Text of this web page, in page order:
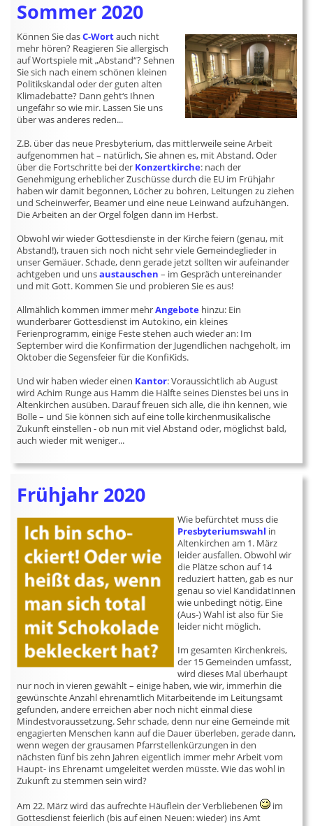
Sommer 2020
Können Sie dasC-Wortauch nicht
mehr hören? Reagieren Sie allergisch
auf Wortspiele mit „Abstand“? Sehnen
Sie sich nach einem schönen kleinen
Politikskandal oder der guten alten
Klimadebatte? Dann geht‘s Ihnen
ungefähr so wie mir. Lassen Sie uns
über was anderes reden...
Z.B. über das neue Presbyterium, das mittlerweile seine Arbeit
aufgenommen hat – natürlich, Sie ahnen es, mit Abstand. Oder
über die Fortschritte bei der Konzertkirche: nach der
Genehmigung erheblicher Zuschüsse durch die EU im Frühjahr
haben wir damit begonnen, Löcher zu bohren, Leitungen zu ziehen
und Scheinwerfer, Beamer und eine neue Leinwand aufzuhängen.
Die Arbeiten an der Orgel folgen dann im Herbst.
Obwohl wir wieder Gottesdienste in der Kirche feiern (genau, mit
Abstand!), trauen sich noch nicht sehr viele Gemeindeglieder in
unser Gemäuer. Schade, denn gerade jetzt sollten wir aufeinander
achtgeben und unsaustauschen – im Gespräch untereinander
und mit Gott. Kommen Sie und probieren Sie es aus!
Allmählich kommen immer mehrAngebote hinzu: Ein
wunderbarer Gottesdienst im Autokino, ein kleines
Ferienprogramm, einige Feste stehen auch wieder an: Im
September wird die Konfirmation der Jugendlichen nachgeholt, im
Oktober die Segensfeier für die KonfiKids.
Und wir haben wieder einen Kantor: Voraussichtlich ab August
wird Achim Runge aus Hamm die Hälfte seines Dienstes bei uns in
Altenkirchen ausüben. Darauf freuen sich alle, die ihn kennen, wie
Bolle – und Sie können sich auf eine tolle kirchenmusikalische
Zukunft einstellen - ob nun mit viel Abstand oder, möglichst bald,
auch wieder mit weniger...
Frühjahr 2020
Wie befürchtet muss die
Presbyteriumswahl in
Altenkirchen am 1. März
leider ausfallen. Obwohl wir
die Plätze schon auf 14
reduziert hatten, gab es nur
genau so viel KandidatInnen
wie unbedingt nötig. Eine
(Aus-) Wahl ist also für Sie
leider nicht möglich.
Im gesamten Kirchenkreis,
der 15 Gemeinden umfasst,
wird dieses Mal überhaupt
nur noch in vieren gewählt – einige haben, wie wir, immerhin die
gewünschte Anzahl ehrenamtlich Mitarbeitende im Leitungsamt
gefunden, andere erreichen aber noch nicht einmal diese
Mindestvoraussetzung. Sehr schade, denn nur eine Gemeinde mit
engagierten Menschen kann auf die Dauer überleben, gerade dann,
wenn wegen der grausamen Pfarrstellenkürzungen in den
nächsten fünf bis zehn Jahren eigentlich immer mehr Arbeit vom
Haupt- ins Ehrenamt umgeleitet werden müsste. Wie das wohl in
Zukunft zu stemmen sein wird?
Am 22. März wird das aufrechte Häuflein der Verbliebenen
im
Gottesdienst feierlich (bis auf einen Neuen: wieder) ins Amt